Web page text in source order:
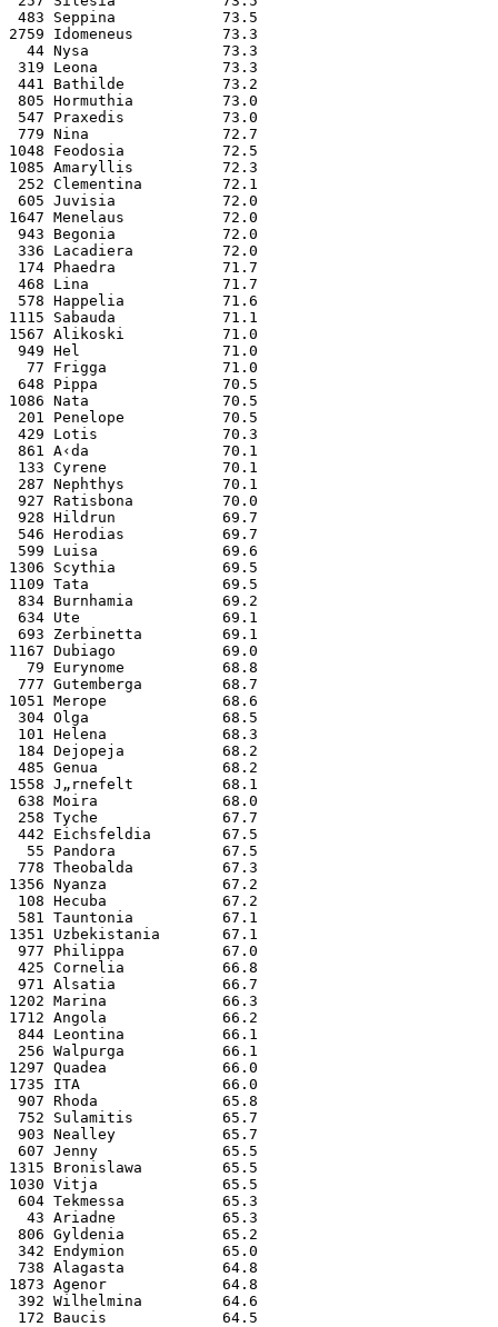
483 Seppina            73.5
2759 Idomeneus          73.3
  44 Nysa               73.3
319 Leona              73.3
441 Bathilde           73.2
805 Hormuthia          73.0
547 Praxedis           73.0
779 Nina               72.7
1048 Feodosia           72.5
1085 Amaryllis          72.3
252 Clementina         72.1
605 Juvisia            72.0
1647 Menelaus           72.0
943 Begonia            72.0
336 Lacadiera          72.0
174 Phaedra            71.7
468 Lina               71.7
578 Happelia           71.6
1115 Sabauda            71.1
1567 Alikoski           71.0
949 Hel                71.0
  77 Frigga             71.0
648 Pippa              70.5
1086 Nata               70.5
201 Penelope           70.5
429 Lotis              70.3
861 A‹da               70.1
133 Cyrene             70.1
287 Nephthys           70.1
927 Ratisbona          70.0
928 Hildrun            69.7
546 Herodias           69.7
599 Luisa              69.6
1306 Scythia            69.5
1109 Tata               69.5
834 Burnhamia          69.2
634 Ute                69.1
693 Zerbinetta         69.1
1167 Dubiago            69.0
  79 Eurynome           68.8
777 Gutemberga         68.7
1051 Merope             68.6
304 Olga               68.5
101 Helena             68.3
184 Dejopeja           68.2
485 Genua              68.2
1558 J„rnefelt          68.1
638 Moira              68.0
258 Tyche              67.7
442 Eichsfeldia        67.5
  55 Pandora            67.5
778 Theobalda          67.3
1356 Nyanza             67.2
108 Hecuba             67.2
581 Tauntonia          67.1
1351 Uzbekistania       67.1
977 Philippa           67.0
425 Cornelia           66.8
971 Alsatia            66.7
1202 Marina             66.3
1712 Angola             66.2
844 Leontina           66.1
256 Walpurga           66.1
1297 Quadea             66.0
1735 ITA                66.0
907 Rhoda              65.8
752 Sulamitis          65.7
903 Nealley            65.7
607 Jenny              65.5
1315 Bronislawa         65.5
1030 Vitja              65.5
604 Tekmessa           65.3
  43 Ariadne            65.3
806 Gyldenia           65.2
342 Endymion           65.0
738 Alagasta           64.8
1873 Agenor             64.8
392 Wilhelmina         64.6
172 Baucis             64.5